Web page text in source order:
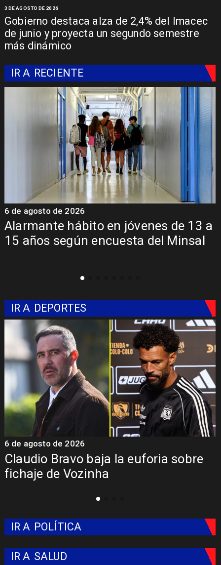
Gobierno destaca alza de 2,4% del Imacec
de junio y proyecta un segundo semestre
más dinámico
3 DE AGOSTO DE 2026
IR A RECIENTE
Aprueban creación del Parque
Sebastián Piñera con inversión de $4
6 de agosto de 2026
IR A DEPORTES
Presentación de Vozinha en Colo
Colo: Fecha, Estadio y Contrato
5 de agosto de 2026
IR A POLÍTICA
IR A SALUD